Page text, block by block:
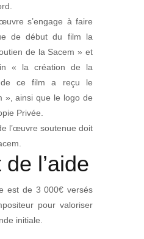
s’engage à faire
de début du film la
de la Sacem » et
« la création de la
de ce film a reçu le
», ainsi que le logo de
Privée.
l’œuvre soutenue doit
l’aide
est de 3 000€ versés
pour valoriser
initiale.